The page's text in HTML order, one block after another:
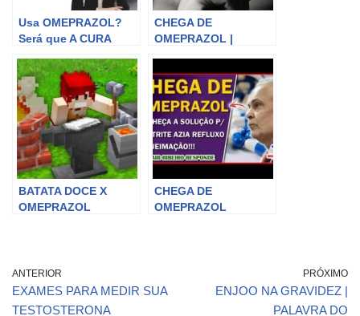
Usa OMEPRAZOL?
Será que A CURA
gastrite, azia e
Refluxo
Gastroesofágico é
esta?
CHEGA DE
OMEPRAZOL |
E Queimação Nunca
Mais – Cura Natural
TV
BATATA DOCE X
OMEPRAZOL
CHEGA DE
OMEPRAZOL
Ribeiro
ANTERIOR
EXAMES PARA MEDIR SUA
TESTOSTERONA
PRÓXIMO
ENJOO NA GRAVIDEZ |
PALAVRA DO